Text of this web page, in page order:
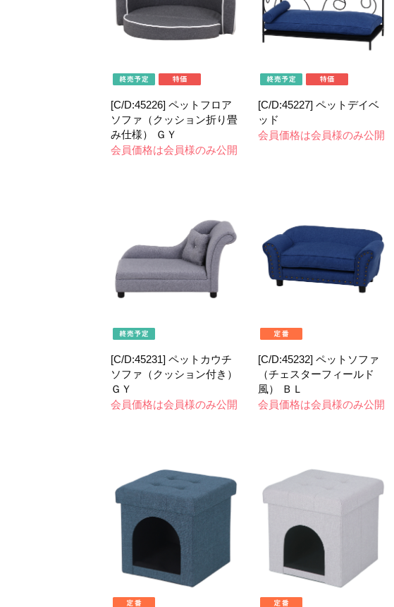
[C/D:45226] ペットフロア
ソファ（クッション折り畳
み仕様） ＧＹ
会員価格は会員様のみ公開
[C/D:45227] ペットデイベ
ッド
会員価格は会員様のみ公開
[C/D:45231] ペットカウチ
ソファ（クッション付き）
ＧＹ
会員価格は会員様のみ公開
[C/D:45232] ペットソファ
（チェスターフィールド
風） ＢＬ
会員価格は会員様のみ公開